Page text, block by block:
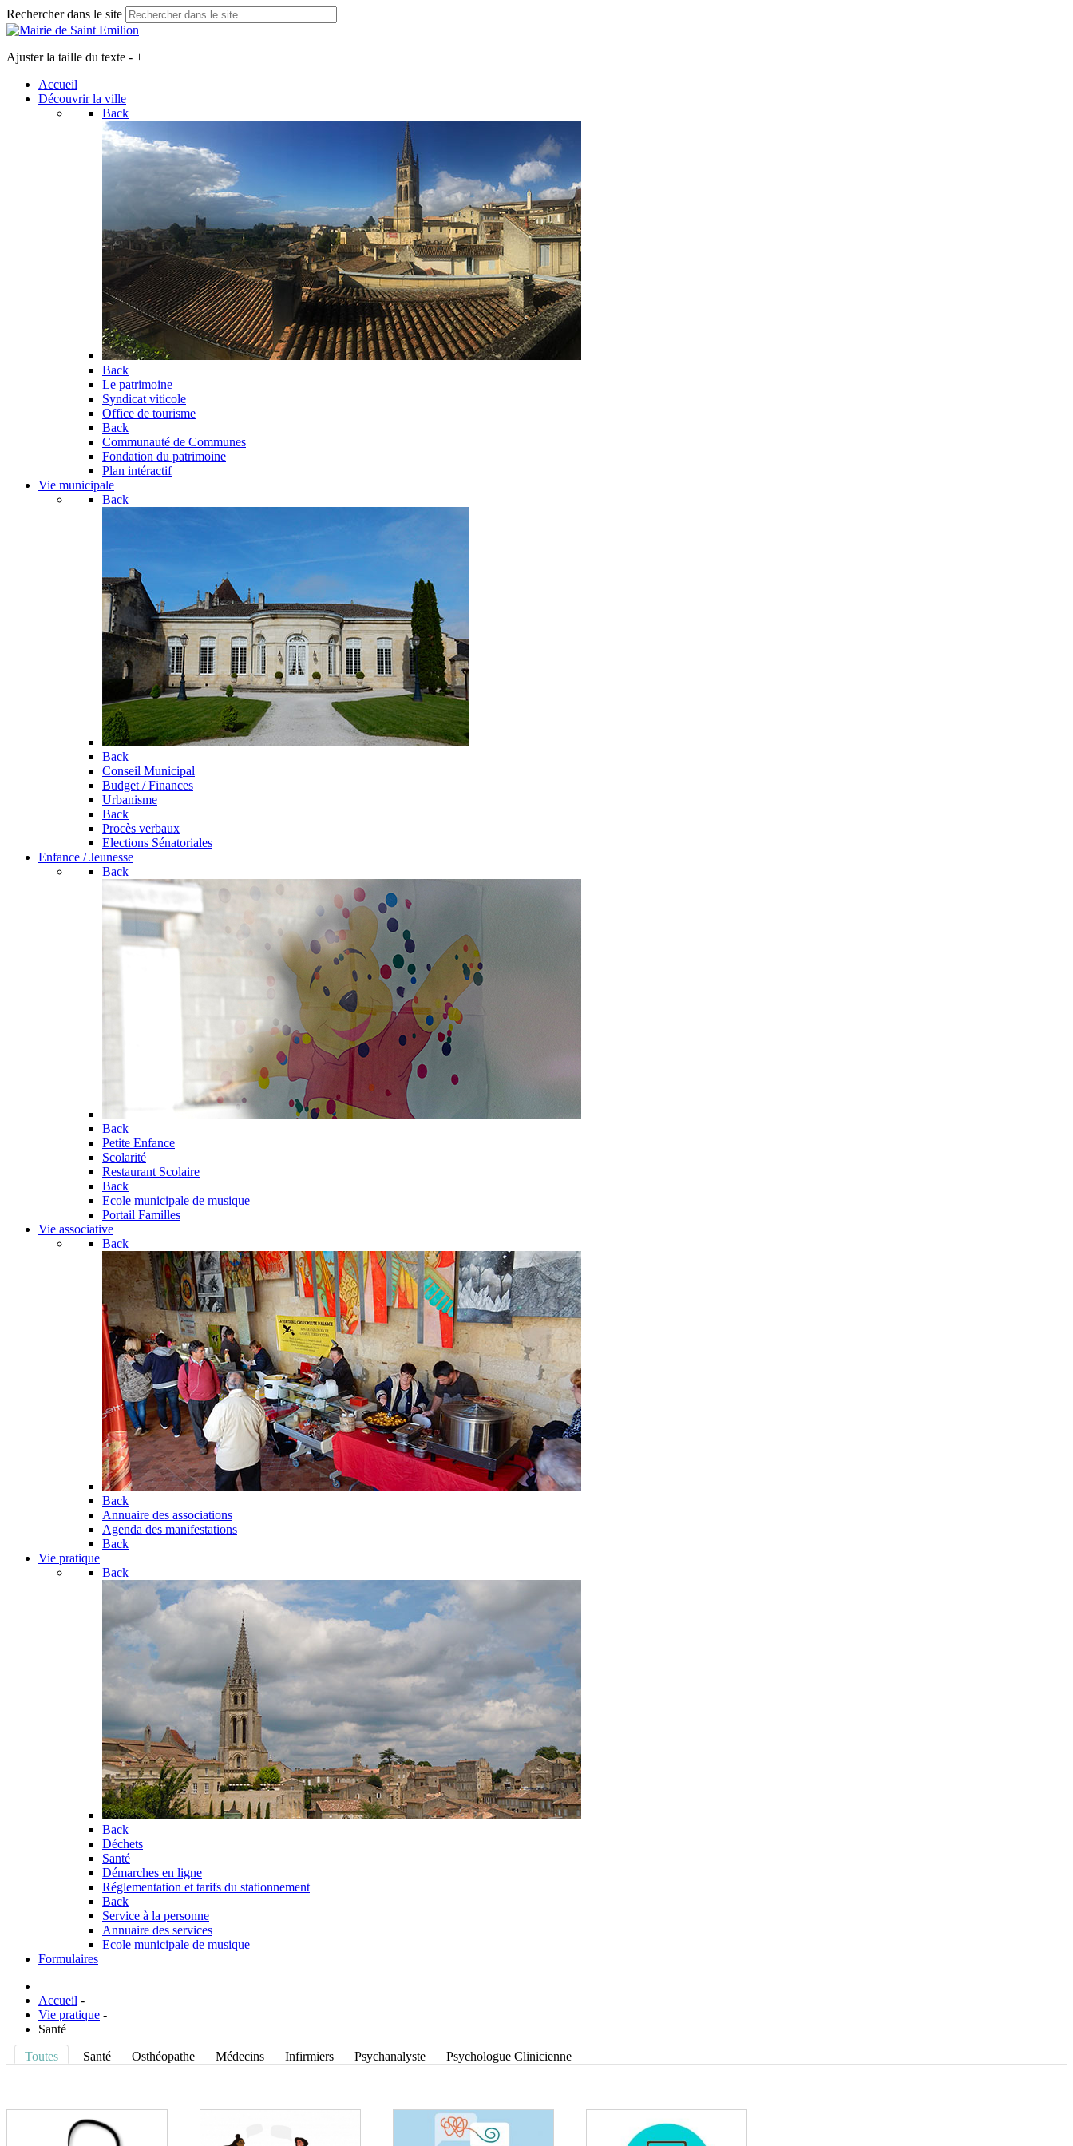
Rechercher dans le site
Ajuster la taille du texte - +
Accueil
Découvrir la ville
Back
Back
Le patrimoine
Syndicat viticole
Office de tourisme
Back
Communauté de Communes
Fondation du patrimoine
Plan intéractif
Vie municipale
Back
Back
Conseil Municipal
Budget / Finances
Urbanisme
Back
Procès verbaux
Elections Sénatoriales
Enfance / Jeunesse
Back
Back
Petite Enfance
Scolarité
Restaurant Scolaire
Back
Ecole municipale de musique
Portail Familles
Vie associative
Back
Back
Annuaire des associations
Agenda des manifestations
Back
Vie pratique
Back
Back
Déchets
Santé
Démarches en ligne
Réglementation et tarifs du stationnement
Back
Service à la personne
Annuaire des services
Ecole municipale de musique
Formulaires
Accueil -
Vie pratique -
Santé
Toutes
Santé Osthéopathe Médecins Infirmiers Psychanalyste Psychologue Clinicienne